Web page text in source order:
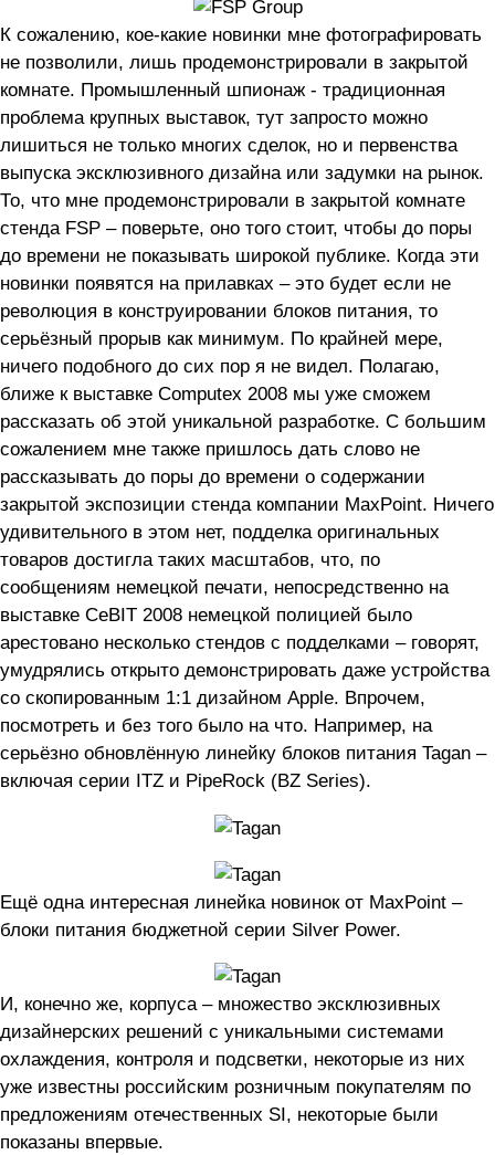
К сожалению, кое-какие новинки мне фотографировать
не позволили, лишь продемонстрировали в закрытой
комнате. Промышленный шпионаж - традиционная
проблема крупных выставок, тут запросто можно
лишиться не только многих сделок, но и первенства
выпуска эксклюзивного дизайна или задумки на рынок.
То, что мне продемонстрировали в закрытой комнате
стенда FSP – поверьте, оно того стоит, чтобы до поры
до времени не показывать широкой публике. Когда эти
новинки появятся на прилавках – это будет если не
революция в конструировании блоков питания, то
серьёзный прорыв как минимум. По крайней мере,
ничего подобного до сих пор я не видел. Полагаю,
ближе к выставке Computex 2008 мы уже сможем
рассказать об этой уникальной разработке. С большим
сожалением мне также пришлось дать слово не
рассказывать до поры до времени о содержании
закрытой экспозиции стенда компании MaxPoint. Ничего
удивительного в этом нет, подделка оригинальных
товаров достигла таких масштабов, что, по
сообщениям немецкой печати, непосредственно на
выставке CeBIT 2008 немецкой полицией было
арестовано несколько стендов с подделками – говорят,
умудрялись открыто демонстрировать даже устройства
со скопированным 1:1 дизайном Apple. Впрочем,
посмотреть и без того было на что. Например, на
серьёзно обновлённую линейку блоков питания Tagan –
включая серии ITZ и PipeRock (BZ Series).
Ещё одна интересная линейка новинок от MaxPoint –
блоки питания бюджетной серии Silver Power.
И, конечно же, корпуса – множество эксклюзивных
дизайнерских решений с уникальными системами
охлаждения, контроля и подсветки, некоторые из них
уже известны российским розничным покупателям по
предложениям отечественных SI, некоторые были
показаны впервые.